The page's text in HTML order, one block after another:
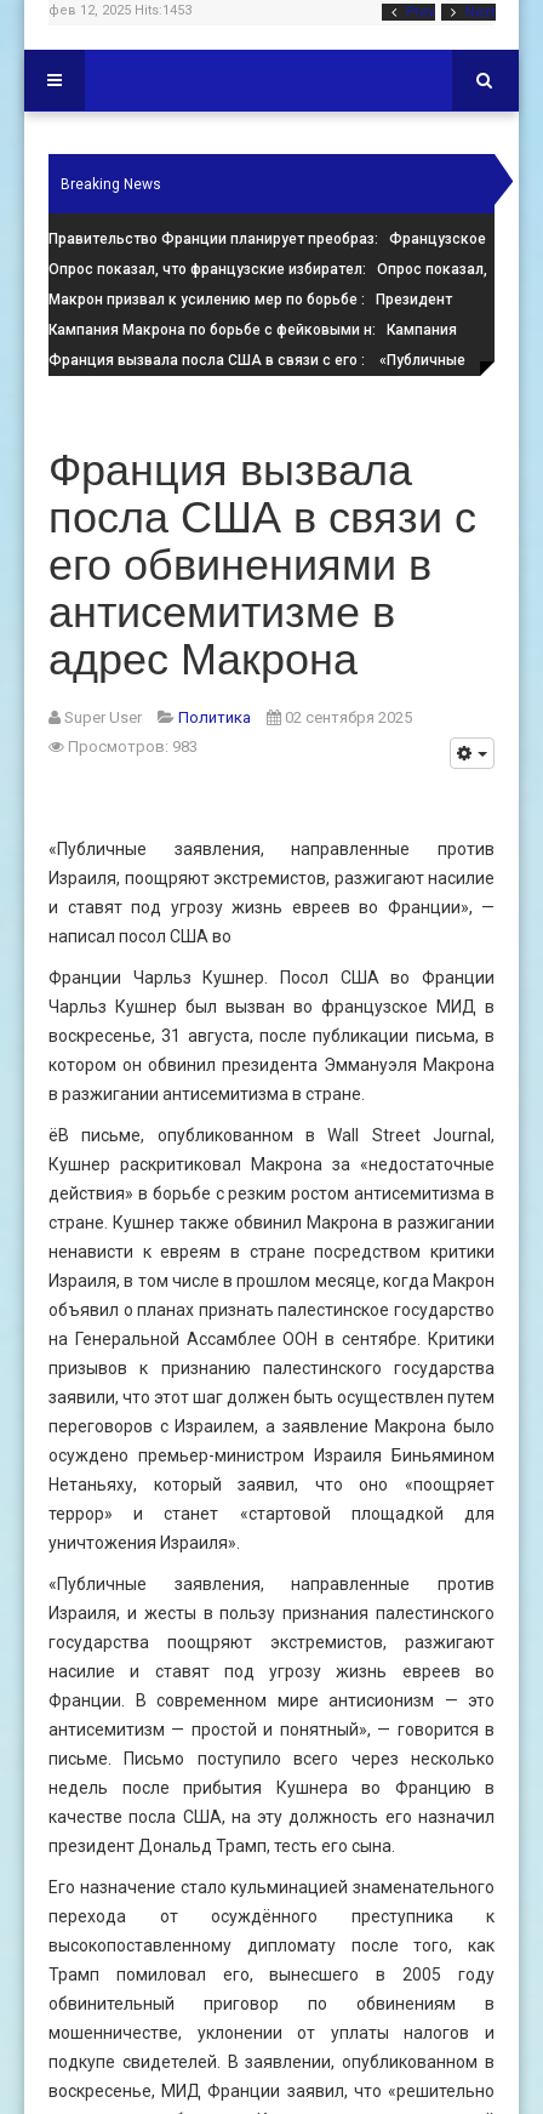
Prev Next
фев 12, 2025 Hits:1453
Breaking News
Правительство Франции планирует преобраз: Французское
правительство настаивает на преобразовании пустующих оф
Опрос показал, что французские избирател: Опрос показал,
что французские избиратели больше стремятся помешать
Макрон призвал к усилению мер по борьбе : Президент
Франции Эммануэль Макрон призвал к активизации усилий
по
Кампания Макрона по борьбе с фейковыми н: Кампания
президента Франции Эмманюэля Макрона по борьбе с
Франция вызвала посла США в связи с его : «Публичные
Франция вызвала
посла США в связи с
его обвинениями в
антисемитизме в
адрес Макрона
Super User Политика
02 сентября 2025
Просмотров: 983
«Публичные заявления, направленные против
Израиля, поощряют экстремистов, разжигают насилие
и ставят под угрозу жизнь евреев во Франции», —
написал посол США во
Франции Чарльз Кушнер. Посол США во Франции
Чарльз Кушнер был вызван во французское МИД в
воскресенье, 31 августа, после публикации письма, в
котором он обвинил президента Эммануэля Макрона
в разжигании антисемитизма в стране.
ёВ письме, опубликованном в Wall Street Journal,
Кушнер раскритиковал Макрона за «недостаточные
действия» в борьбе с резким ростом антисемитизма в
стране. Кушнер также обвинил Макрона в разжигании
ненависти к евреям в стране посредством критики
Израиля, в том числе в прошлом месяце, когда Макрон
объявил о планах признать палестинское государство
на Генеральной Ассамблее ООН в сентябре. Критики
призывов к признанию палестинского государства
заявили, что этот шаг должен быть осуществлен путем
переговоров с Израилем, а заявление Макрона было
осуждено премьер-министром Израиля Биньямином
Нетаньяху, который заявил, что оно «поощряет
террор» и станет «стартовой площадкой для
уничтожения Израиля».
«Публичные заявления, направленные против
Израиля, и жесты в пользу признания палестинского
государства поощряют экстремистов, разжигают
насилие и ставят под угрозу жизнь евреев во
Франции. В современном мире антисионизм — это
антисемитизм — простой и понятный», — говорится в
письме. Письмо поступило всего через несколько
недель после прибытия Кушнера во Францию ​​в
качестве посла США, на эту должность его назначил
президент Дональд Трамп, тесть его сына.
Его назначение стало кульминацией знаменательного
перехода от осуждённого преступника к
высокопоставленному дипломату после того, как
Трамп помиловал его, вынесшего в 2005 году
обвинительный приговор по обвинениям в
мошенничестве, уклонении от уплаты налогов и
подкупе свидетелей. В заявлении, опубликованном в
воскресенье, МИД Франции заявил, что «решительно